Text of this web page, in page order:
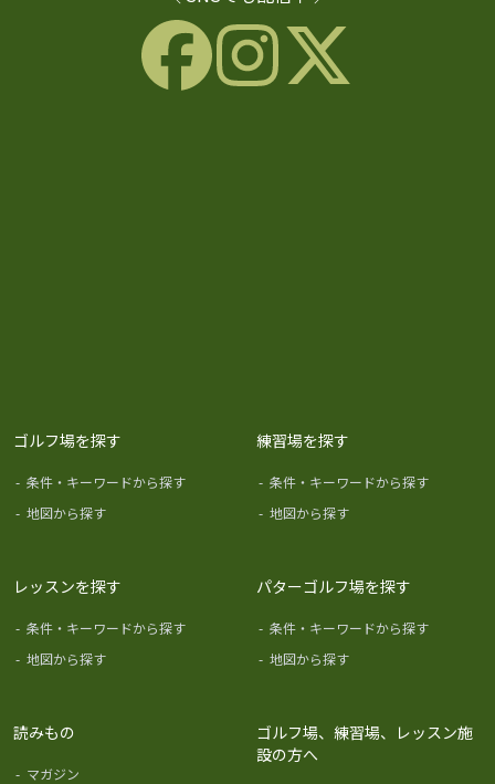
ゴルフ場を探す
- 条件・キーワードから探す
- 地図から探す
練習場を探す
- 条件・キーワードから探す
- 地図から探す
レッスンを探す
- 条件・キーワードから探す
- 地図から探す
パターゴルフ場を探す
- 条件・キーワードから探す
- 地図から探す
読みもの
- マガジン
ゴルフ場、練習場、レッスン施
設の方へ